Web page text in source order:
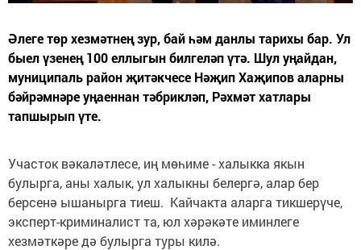
Әлеге төр хезмәтнең зур, бай һәм данлы тарихы бар. Ул
быел үзенең 100 еллыгын билгеләп үтә. Шул уңайдан,
муниципаль район җитәкчесе Нәҗип Хаҗипов аларны
бәйрәмнәре уңаеннан тәбрикләп, Рәхмәт хатлары
тапшырып үте.
Участок вәкаләтлесе, иң мөһиме - халыкка якын
булырга, аны халык, ул халыкны белергә, алар бер
берсенә ышанырга тиеш. Кайчакта аларга тикшерүче,
эксперт-криминалист та, юл хәрәкәте иминлеге
хезмәткәре дә булырга туры килә.